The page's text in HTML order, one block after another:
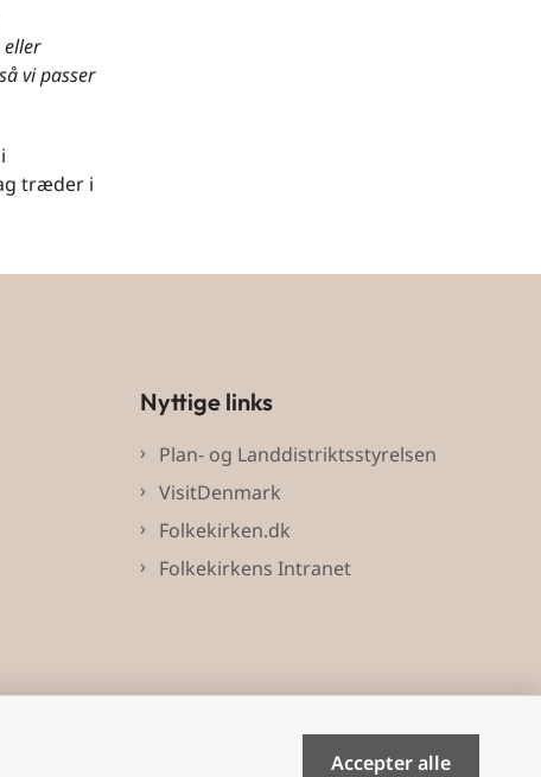
eller
vi passer
træder i
Nyttige links
Plan- og Landdistriktsstyrelsen
VisitDenmark
Folkekirken.dk
Folkekirkens Intranet
Accepter alle